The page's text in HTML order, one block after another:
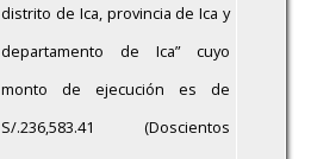
distrito de Ica, provincia de Ica y
departamento de Ica” cuyo
monto de ejecución es de
S/.236,583.41 (Doscientos